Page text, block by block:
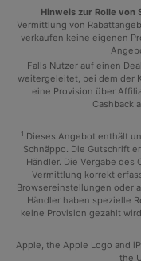
Hinweis zur Rolle von
Vermittlung von
verkaufen keine eigenen
Falls Nutzer auf einen
weitergeleitet, bei dem der
eine Provision über
Cashback
1 Dieses Angebot enthält
Schnäppo. Die Gutschrift
Händler. Die Vergabe des
Vermittlung korrekt
Browsereinstellungen oder
Händler haben spezielle
keine Provision gezahlt
Apple, the Apple Logo and
the